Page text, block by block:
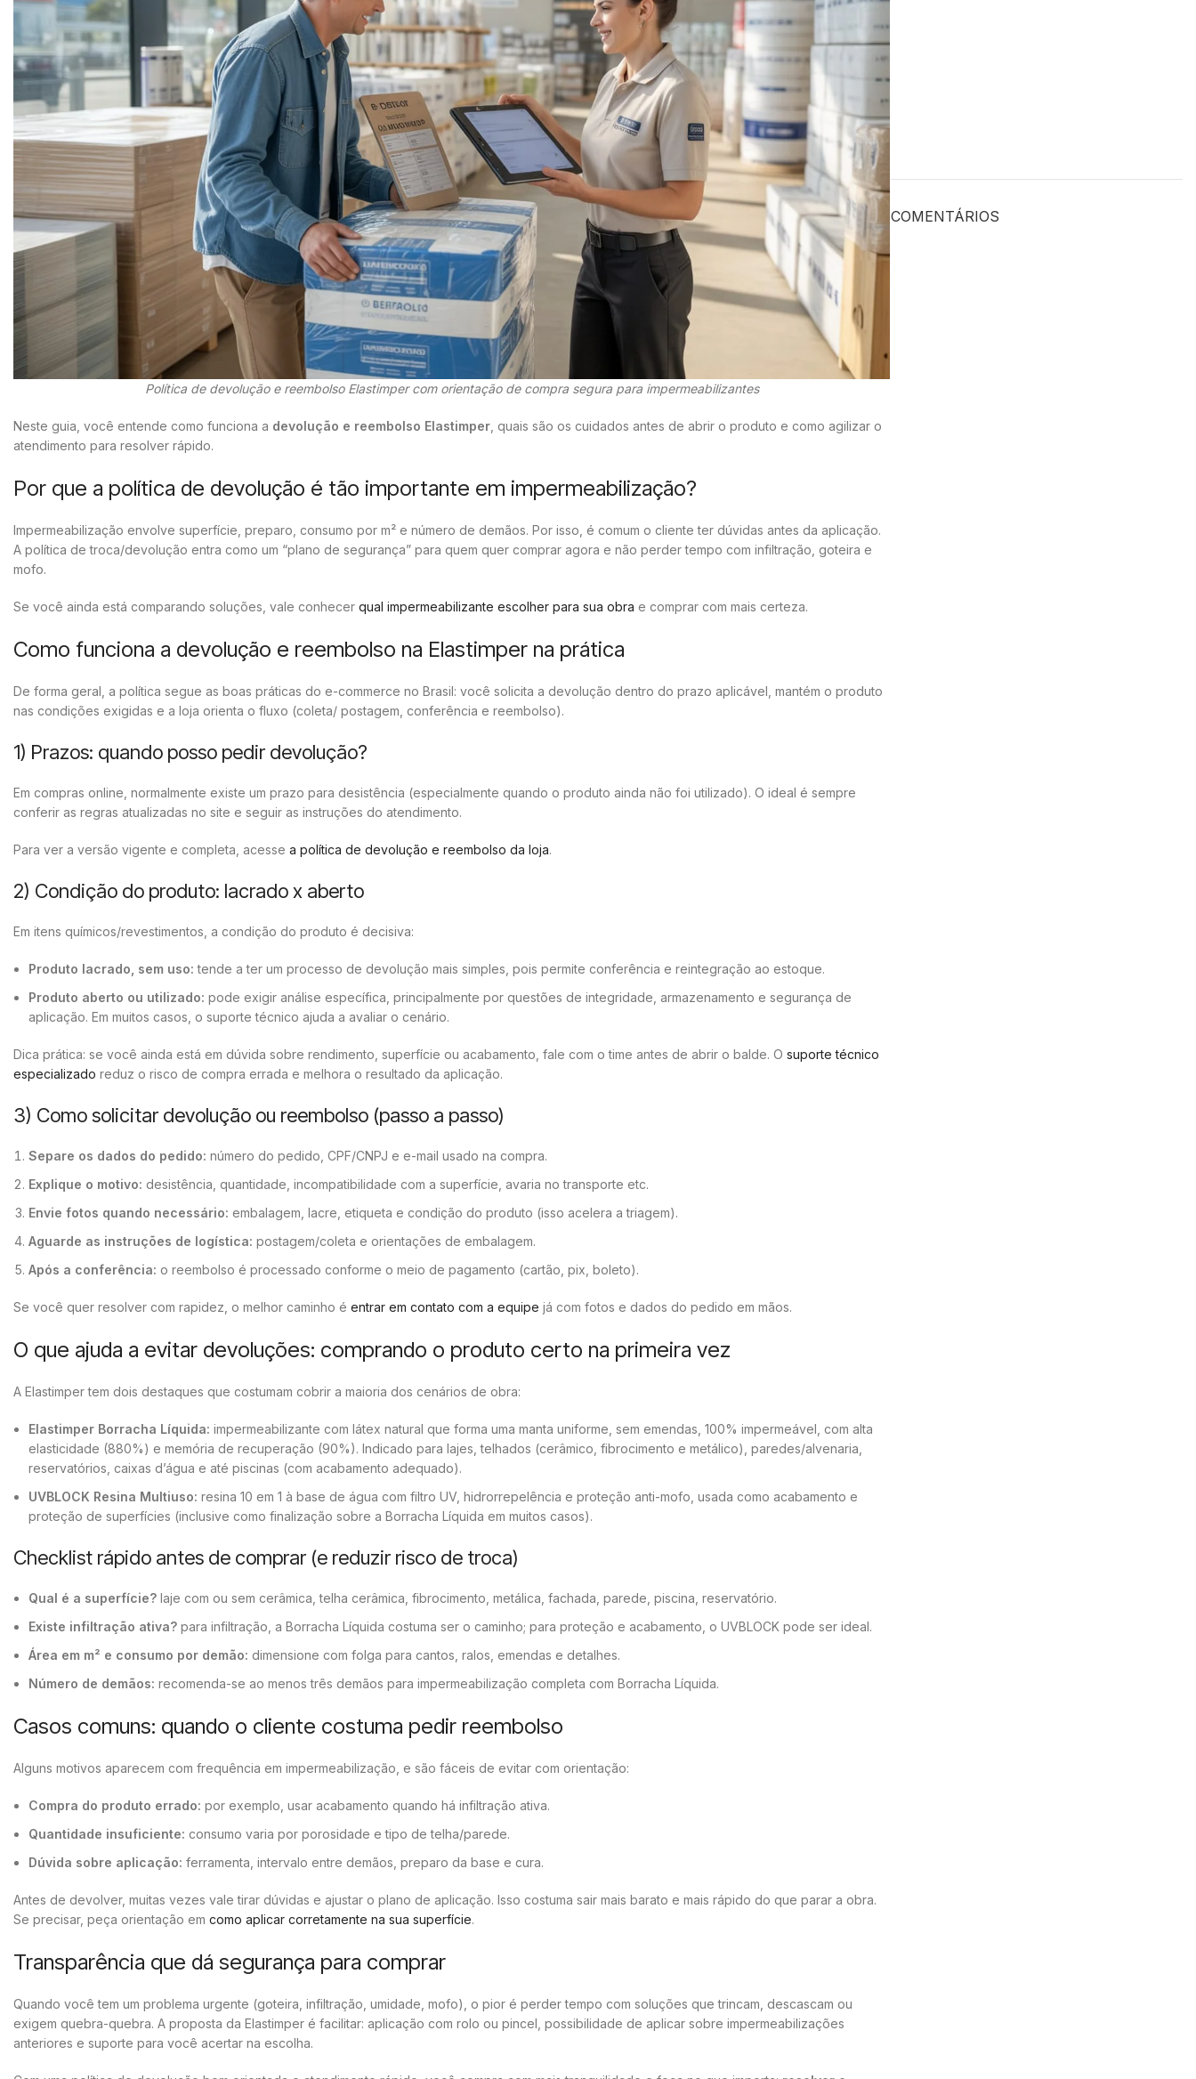
Política de devolução e reembolso Elastimper com orientação de compra segura para impermeabilizantes
Neste guia, você entende como funciona a devolução e reembolso Elastimper , quais são os cuidados antes de abrir o produto e como agilizar o
atendimento para resolver rápido.
Por que a política de devolução é tão importante em impermeabilização?
Impermeabilização envolve superfície, preparo, consumo por m² e número de demãos. Por isso, é comum o cliente ter dúvidas antes da aplicação.
A política de troca/devolução entra como um “plano de segurança” para quem quer comprar agora e não perder tempo com infiltração, goteira e
mofo.
Se você ainda está comparando soluções, vale conhecer qual impermeabilizante escolher para sua obra e comprar com mais certeza.
Como funciona a devolução e reembolso na Elastimper na prática
De forma geral, a política segue as boas práticas do e-commerce no Brasil: você solicita a devolução dentro do prazo aplicável, mantém o produto
nas condições exigidas e a loja orienta o fluxo (coleta/ postagem, conferência e reembolso).
1) Prazos: quando posso pedir devolução?
Em compras online, normalmente existe um prazo para desistência (especialmente quando o produto ainda não foi utilizado). O ideal é sempre
conferir as regras atualizadas no site e seguir as instruções do atendimento.
Para ver a versão vigente e completa, acesse a política de devolução e reembolso da loja.
2) Condição do produto: lacrado x aberto
Em itens químicos/revestimentos, a condição do produto é decisiva:
Produto lacrado, sem uso: tende a ter um processo de devolução mais simples, pois permite conferência e reintegração ao estoque.
Produto aberto ou utilizado: pode exigir análise específica, principalmente por questões de integridade, armazenamento e segurança de
aplicação. Em muitos casos, o suporte técnico ajuda a avaliar o cenário.
Dica prática: se você ainda está em dúvida sobre rendimento, superfície ou acabamento, fale com o time antes de abrir o balde. O suporte técnico
especializado reduz o risco de compra errada e melhora o resultado da aplicação.
3) Como solicitar devolução ou reembolso (passo a passo)
Separe os dados do pedido: número do pedido, CPF/CNPJ e e-mail usado na compra.
Explique o motivo: desistência, quantidade, incompatibilidade com a superfície, avaria no transporte etc.
Envie fotos quando necessário: embalagem, lacre, etiqueta e condição do produto (isso acelera a triagem).
Aguarde as instruções de logística: postagem/coleta e orientações de embalagem.
Após a conferência: o reembolso é processado conforme o meio de pagamento (cartão, pix, boleto).
Se você quer resolver com rapidez, o melhor caminho é entrar em contato com a equipe já com fotos e dados do pedido em mãos.
O que ajuda a evitar devoluções: comprando o produto certo na primeira vez
A Elastimper tem dois destaques que costumam cobrir a maioria dos cenários de obra:
Elastimper Borracha Líquida: impermeabilizante com látex natural que forma uma manta uniforme, sem emendas, 100% impermeável, com alta
elasticidade (880%) e memória de recuperação (90%). Indicado para lajes, telhados (cerâmico, fibrocimento e metálico), paredes/alvenaria,
reservatórios, caixas d’água e até piscinas (com acabamento adequado).
UVBLOCK Resina Multiuso: resina 10 em 1 à base de água com filtro UV, hidrorrepelência e proteção anti-mofo, usada como acabamento e
proteção de superfícies (inclusive como finalização sobre a Borracha Líquida em muitos casos).
Checklist rápido antes de comprar (e reduzir risco de troca)
Qual é a superfície? laje com ou sem cerâmica, telha cerâmica, fibrocimento, metálica, fachada, parede, piscina, reservatório.
Existe infiltração ativa? para infiltração, a Borracha Líquida costuma ser o caminho; para proteção e acabamento, o UVBLOCK pode ser ideal.
Área em m² e consumo por demão: dimensione com folga para cantos, ralos, emendas e detalhes.
Número de demãos: recomenda-se ao menos três demãos para impermeabilização completa com Borracha Líquida.
Casos comuns: quando o cliente costuma pedir reembolso
Alguns motivos aparecem com frequência em impermeabilização, e são fáceis de evitar com orientação:
Compra do produto errado: por exemplo, usar acabamento quando há infiltração ativa.
Quantidade insuficiente: consumo varia por porosidade e tipo de telha/parede.
Dúvida sobre aplicação: ferramenta, intervalo entre demãos, preparo da base e cura.
Antes de devolver, muitas vezes vale tirar dúvidas e ajustar o plano de aplicação. Isso costuma sair mais barato e mais rápido do que parar a obra.
Se precisar, peça orientação em como aplicar corretamente na sua superfície.
Transparência que dá segurança para comprar
Quando você tem um problema urgente (goteira, infiltração, umidade, mofo), o pior é perder tempo com soluções que trincam, descascam ou
exigem quebra-quebra. A proposta da Elastimper é facilitar: aplicação com rolo ou pincel, possibilidade de aplicar sobre impermeabilizações
anteriores e suporte para você acertar na escolha.
COMENTÁRIOS